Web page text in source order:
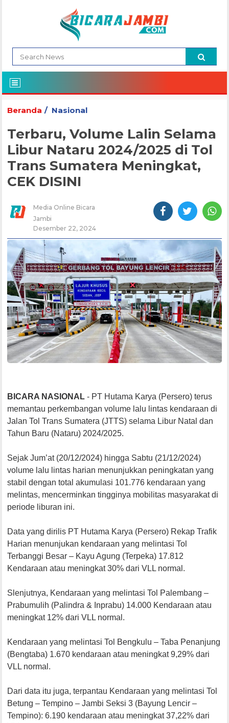
Beranda Nasional
Terbaru, Volume Lalin Selama
Libur Nataru 2024/2025 di Tol
Trans Sumatera Meningkat,
CEK DISINI
Media Online Bicara
Jambi
Desember 22, 2024
BICARA NASIONAL- PT Hutama Karya (Persero) terus
memantau perkembangan volume lalu lintas kendaraan di
Jalan Tol Trans Sumatera (JTTS) selama Libur Natal dan
Tahun Baru (Nataru) 2024/2025.
Sejak Jum’at (20/12/2024) hingga Sabtu (21/12/2024)
volume lalu lintas harian menunjukkan peningkatan yang
stabil dengan total akumulasi 101.776 kendaraan yang
melintas, mencerminkan tingginya mobilitas masyarakat di
periode liburan ini.
Data yang dirilis PT Hutama Karya (Persero) Rekap Trafik
Harian menunjukan kendaraan yang melintasi Tol
Terbanggi Besar – Kayu Agung (Terpeka) 17.812
Kendaraan atau meningkat 30% dari VLL normal.
Slenjutnya, Kendaraan yang melintasi Tol Palembang –
Prabumulih (Palindra & Inprabu) 14.000 Kendaraan atau
meningkat 12% dari VLL normal.
⁠Kendaraan yang melintasi Tol Bengkulu – Taba Penanjung
(Bengtaba) 1.670 kendaraan atau meningkat 9,29% dari
VLL normal.
Dari data itu juga, terpantau Kendaraan yang melintasi Tol
Betung – Tempino – Jambi Seksi 3 (Bayung Lencir –
Tempino): 6.190 kendaraan atau meningkat 37,22% dari